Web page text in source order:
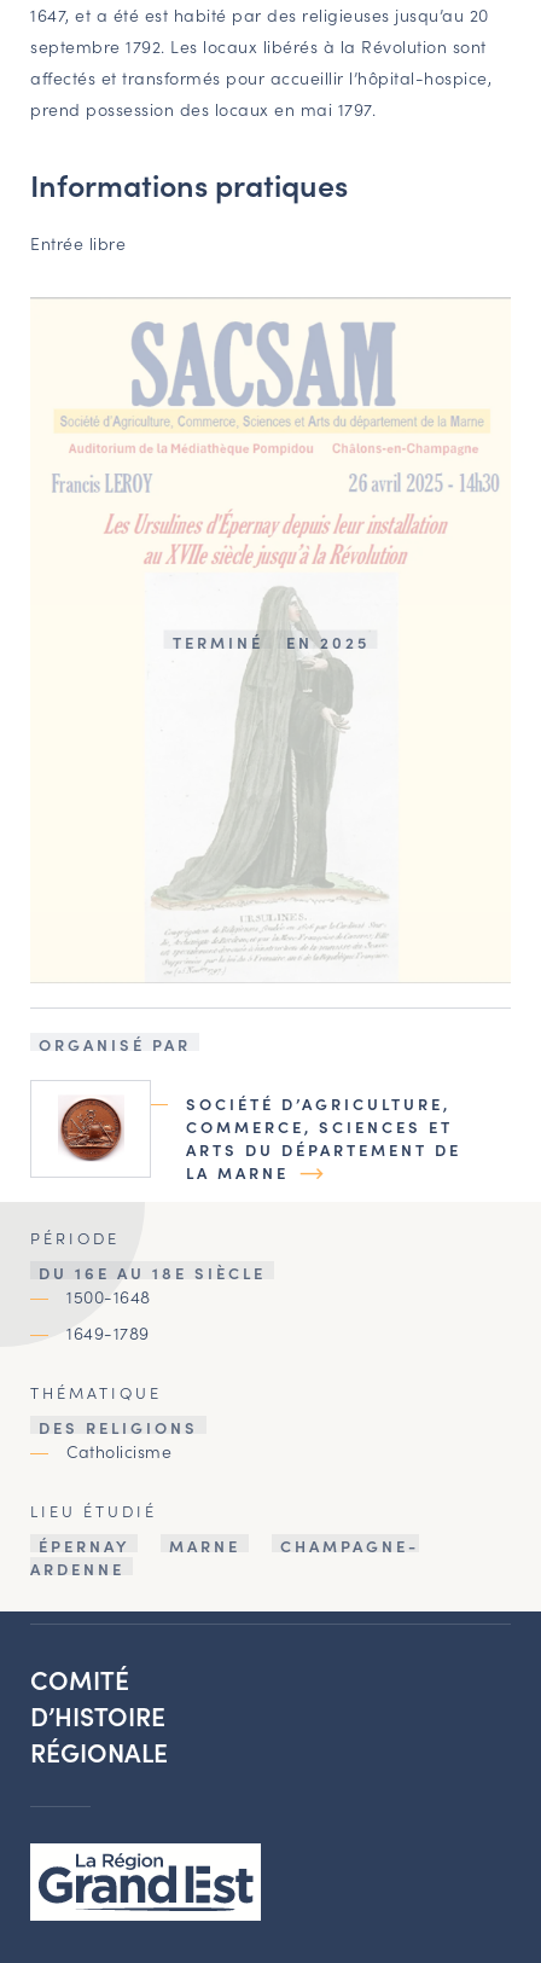
VOUS ÊTES…
Amateurs d’histoire et de patrimoine
Responsables de structures
Étudiants & chercheurs
1647, et a été est habité par des religieuses jusqu’au 20
septembre 1792. Les locaux libérés à la Révolution sont
affectés et transformés pour accueillir l’hôpital-hospice,
prend possession des locaux en mai 1797.
Informations pratiques
Entrée libre
TERMINÉ EN 2025
ORGANISÉ PAR
SOCIÉTÉ D’AGRICULTURE,
COMMERCE, SCIENCES ET
ARTS DU DÉPARTEMENT DE
LA MARNE
PÉRIODE
DU 16E AU 18E SIÈCLE
1500-1648
1649-1789
THÉMATIQUE
DES RELIGIONS
Catholicisme
LIEU ÉTUDIÉ
ÉPERNAY
MARNE
CHAMPAGNE-
ARDENNE
COMITÉ
D’HISTOIRE
RÉGIONALE